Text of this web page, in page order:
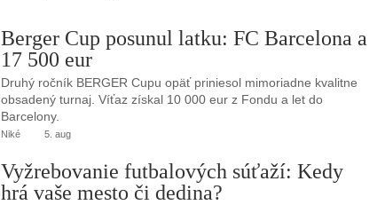
Berger Cup posunul latku: FC Barcelona a
17 500 eur
Druhý ročník BERGER Cupu opäť priniesol mimoriadne kvalitne
obsadený turnaj. Víťaz získal 10 000 eur z Fondu a let do
Barcelony.
Niké 5. aug
Vyžrebovanie futbalových súťaží: Kedy
hrá vaše mesto či dedina?